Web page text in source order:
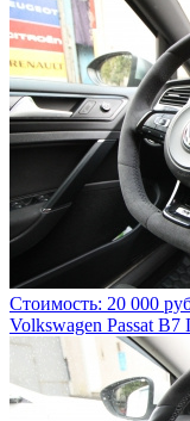
Стоимость: 20 000
Volkswagen Passat B7